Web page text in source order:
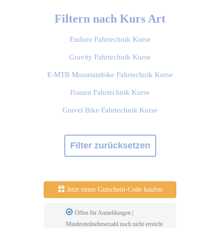
Filtern nach Kurs Art
Enduro Fahrtechnik Kurse
Gravity Fahrtechnik Kurse
E-MTB Mountainbike Fahrtechnik Kurse
Frauen Fahrtechnik Kurse
Gravel Bike Fahrtechnik Kurse
Filter zurücksetzen
Jetzt einen Gutschein-Code kaufen
Offen für Anmeldungen |
Mindestteilnehmerzahl noch nicht erreicht